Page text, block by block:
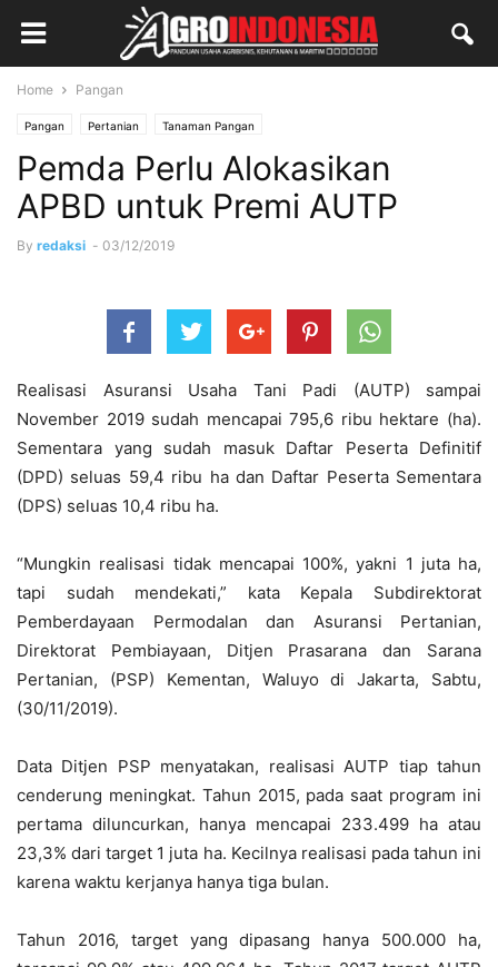
Home Pangan
Pangan Pertanian Tanaman Pangan
Pemda Perlu Alokasikan
APBD untuk Premi AUTP
By redaksi - 03/12/2019
Realisasi Asuransi Usaha Tani Padi (AUTP) sampai
November 2019 sudah mencapai 795,6 ribu hektare (ha).
Sementara yang sudah masuk Daftar Peserta Definitif
(DPD) seluas 59,4 ribu ha dan Daftar Peserta Sementara
(DPS) seluas 10,4 ribu ha.
“Mungkin realisasi tidak mencapai 100%, yakni 1 juta ha,
tapi sudah mendekati,” kata Kepala Subdirektorat
Pemberdayaan Permodalan dan Asuransi Pertanian,
Direktorat Pembiayaan, Ditjen Prasarana dan Sarana
Pertanian, (PSP) Kementan, Waluyo di Jakarta, Sabtu,
(30/11/2019).
Data Ditjen PSP menyatakan, realisasi AUTP tiap tahun
cenderung meningkat. Tahun 2015, pada saat program ini
pertama diluncurkan, hanya mencapai 233.499 ha atau
23,3% dari target 1 juta ha. Kecilnya realisasi pada tahun ini
karena waktu kerjanya hanya tiga bulan.
Tahun 2016, target yang dipasang hanya 500.000 ha,